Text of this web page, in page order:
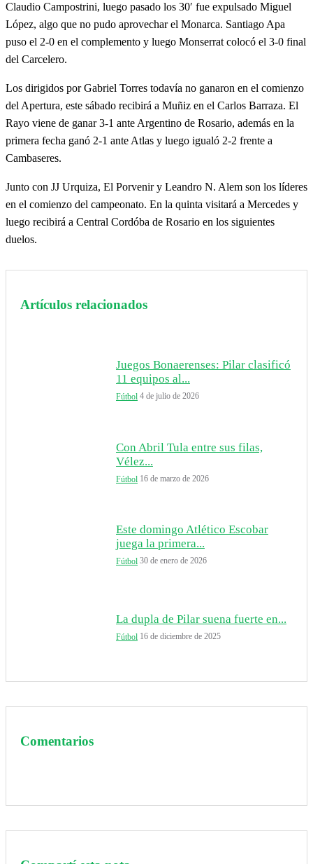
Claudio Campostrini, luego pasado los 30′ fue expulsado Miguel
López, algo que no pudo aprovechar el Monarca. Santiago Apa
puso el 2-0 en el complemento y luego Monserrat colocó el 3-0 final
del Carcelero.
Los dirigidos por Gabriel Torres todavía no ganaron en el comienzo
del Apertura, este sábado recibirá a Muñiz en el Carlos Barraza. El
Rayo viene de ganar 3-1 ante Argentino de Rosario, además en la
primera fecha ganó 2-1 ante Atlas y luego igualó 2-2 frente a
Cambaseres.
Junto con JJ Urquiza, El Porvenir y Leandro N. Alem son los líderes
en el comienzo del campeonato. En la quinta visitará a Mercedes y
luego recibirá a Central Cordóba de Rosario en los siguientes
duelos.
Artículos relacionados
Juegos Bonaerenses: Pilar clasificó
11 equipos al...
Fútbol 4 de julio de 2026
Con Abril Tula entre sus filas,
Vélez...
Fútbol 16 de marzo de 2026
Este domingo Atlético Escobar
juega la primera...
Fútbol 30 de enero de 2026
La dupla de Pilar suena fuerte en...
Fútbol 16 de diciembre de 2025
Comentarios